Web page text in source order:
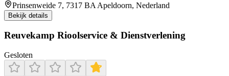
Prinsenweide 7, 7317 BA Apeldoorn, Nederland
Bekijk details
Reuvekamp Rioolservice & Dienstverlening
Gesloten